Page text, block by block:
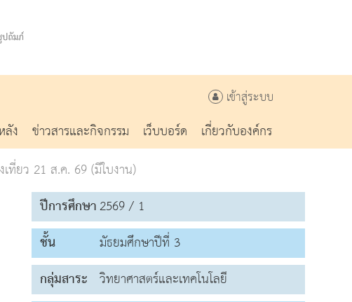
เข้าสู่ระบบ
ง ข่าวสารและกิจกรรม เว็บบอร์ด
เกี่ยวกับองค์กร
ที่ยว 21 ส.ค. 69 (มีใบงาน)
ปีการศึกษา2569 / 1
ชั้น
มัธยมศึกษาปีที่ 3
กลุ่มสาระ วิทยาศาสตร์และเทคโนโลยี